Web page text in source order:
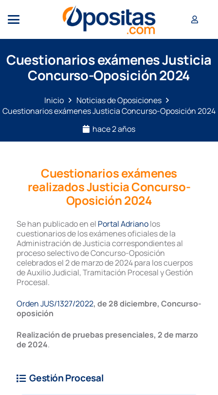
Cuestionarios exámenes Justicia
Concurso-Oposición 2024
Inicio
Noticias de Oposiciones
Cuestionarios exámenes Justicia Concurso-Oposición 2024
hace 2 años
Cuestionarios exámenes
realizados Justicia Concurso-
Oposición 2024
Se han publicado en el Portal Adrianolos
cuestionarios de los exámenes oficiales de la
Administración de Justicia correspondientes al
proceso selectivo de Concurso-Oposición
celebrados el 2 de marzo de 2024 para los cuerpos
de Auxilio Judicial, Tramitación Procesal y Gestión
Procesal.
Orden JUS/1327/2022, de 28 diciembre, Concurso-
oposición
Realización de pruebas presenciales, 2 de marzo
de 2024.
Gestión Procesal